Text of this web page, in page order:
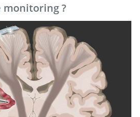
monitoring ?